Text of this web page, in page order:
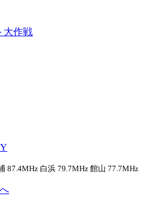
大作戦
87.4MHz 白浜 79.7MHz 館山 77.7MHz